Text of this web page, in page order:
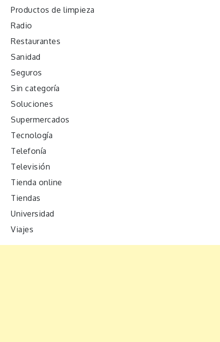
Productos de limpieza
Radio
Restaurantes
Sanidad
Seguros
Sin categoría
Soluciones
Supermercados
Tecnología
Telefonía
Televisión
Tienda online
Tiendas
Universidad
Viajes